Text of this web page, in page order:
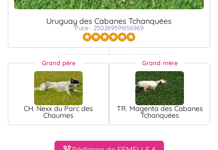
Uruguay des Cabanes Tchanquées
Puce : 250269591656969
Grand père
CH. Nexx du Parc des
Chaumes
Grand mère
TR. Magenta des Cabanes
Tchanquées